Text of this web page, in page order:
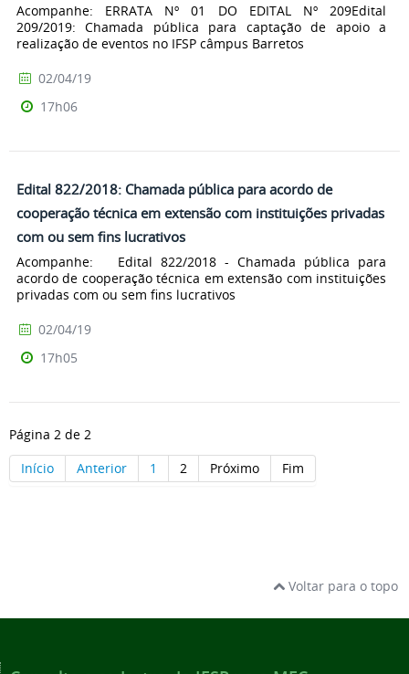
Acompanhe: ERRATA Nº 01 DO EDITAL Nº 209Edital
209/2019: Chamada pública para captação de apoio a
realização de eventos no IFSP câmpus Barretos
02/04/19
17h06
Edital 822/2018: Chamada pública para acordo de
cooperação técnica em extensão com instituições privadas
com ou sem fins lucrativos
Acompanhe: Edital 822/2018 - Chamada pública para
acordo de cooperação técnica em extensão com instituições
privadas com ou sem fins lucrativos
02/04/19
17h05
Página 2 de 2
Início
Anterior 1 2 Próximo Fim
Voltar para o topo